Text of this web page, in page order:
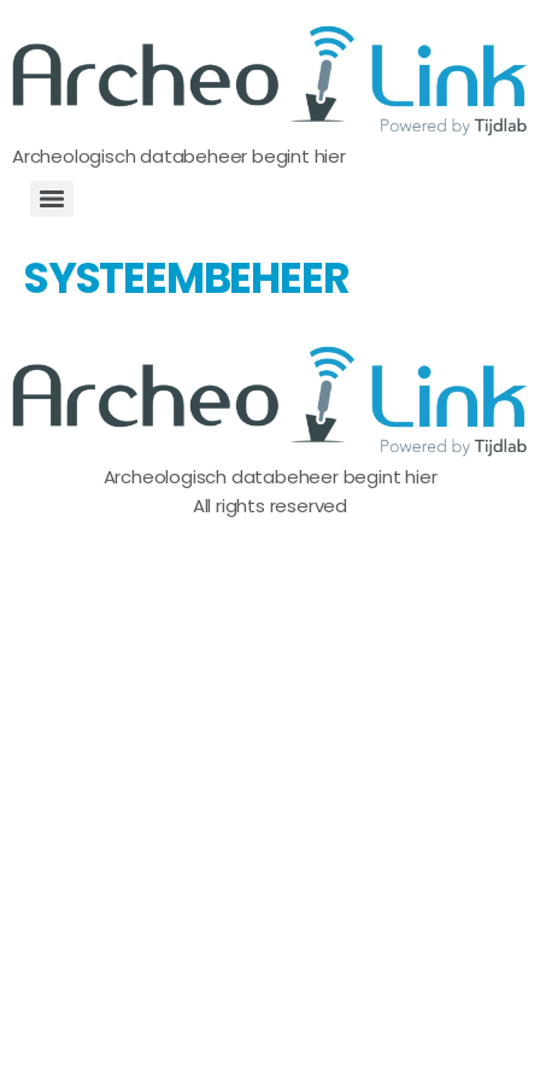
Archeologisch databeheer begint hier
SYSTEEMBEHEER
Archeologisch databeheer begint hier
All rights reserved